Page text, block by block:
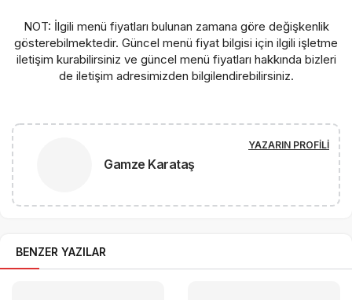
NOT: İlgili menü fiyatları bulunan zamana göre değişkenlik
gösterebilmektedir. Güncel menü fiyat bilgisi için ilgili işletme
iletişim kurabilirsiniz ve güncel menü fiyatları hakkında bizleri
de iletişim adresimizden bilgilendirebilirsiniz.
Gamze Karataş
YAZARIN PROFILI
BENZER YAZILAR